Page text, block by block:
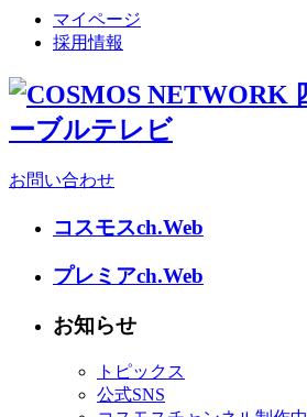
マイページ
採用情報
お問い合わせ
コスモスch.Web
プレミアch.Web
お知らせ
トピックス
公式SNS